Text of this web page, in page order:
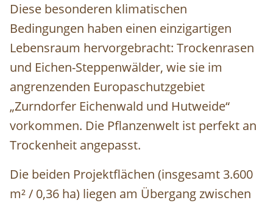
Diese besonderen klimatischen
Bedingungen haben einen einzigartigen
Lebensraum hervorgebracht: Trockenrasen
und Eichen-Steppenwälder, wie sie im
angrenzenden Europaschutzgebiet
„Zurndorfer Eichenwald und Hutweide“
vorkommen. Die Pflanzenwelt ist perfekt an
Trockenheit angepasst.
Die beiden Projektflächen (insgesamt 3.600
m² / 0,36 ha) liegen am Übergang zwischen